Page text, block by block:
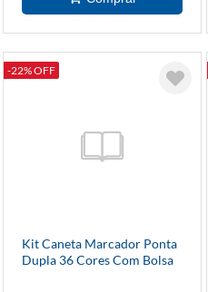
-22% OFF
Kit Caneta Marcador Ponta
Dupla 36 Cores Com Bolsa